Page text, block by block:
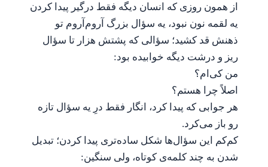
از همون روزی که انسان دیگه فقط درگیر پیدا کردن
یه لقمه نون نبود، یه سؤال بزرگ آروم‌آروم تو
ذهنش قد کشید؛ سؤالی که پشتش هزار تا سؤال
ریز و درشت دیگه خوابیده بود:
من کی‌ام؟
اصلاً چرا هستم؟
هر جوابی که پیدا کرد، انگار فقط درِ یه سؤال تازه
رو باز می‌کرد.
کم‌کم این سؤال‌ها شکل ساده‌تری پیدا کردن؛ تبدیل
شدن به چند کلمه‌ی کوتاه، ولی سنگین: